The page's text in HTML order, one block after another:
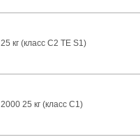
кг (класс С2 ТЕ S1)
25 кг (класс С1)